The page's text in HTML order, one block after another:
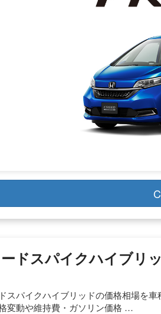
ドスパイクハイブリ
スパイクハイブリッドの価格相場を
変動や維持費・ガソリン価格 …